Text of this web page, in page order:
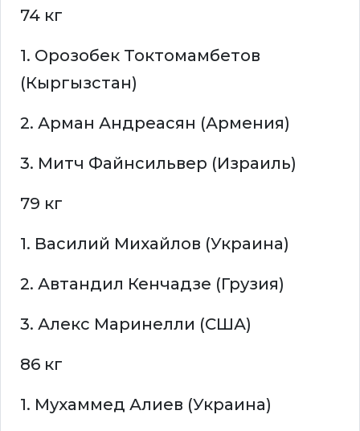
74 кг
1. Орозобек Токтомамбетов
(Кыргызстан)
2. Арман Андреасян (Армения)
3. Митч Файнсильвер (Израиль)
79 кг
1. Василий Михайлов (Украина)
2. Автандил Кенчадзе (Грузия)
3. Алекс Маринелли (США)
86 кг
1. Мухаммед Алиев (Украина)